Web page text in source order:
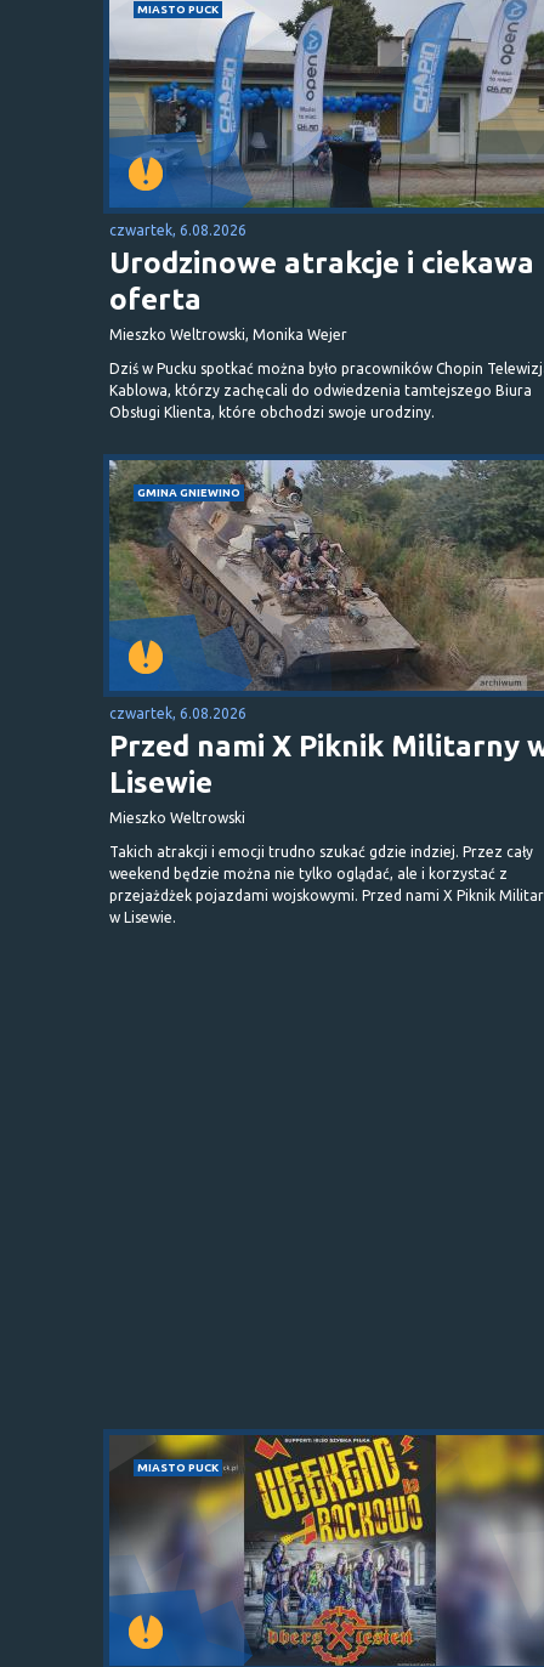
MIASTO PUCK
czwartek, 6.08.2026
Urodzinowe atrakcje i ciekawa
oferta
Mieszko Weltrowski, Monika Wejer
Dziś w Pucku spotkać można było pracowników Chopin
Kablowa, którzy zachęcali do odwiedzenia tamtejszego Biura
Obsługi Klienta, które obchodzi swoje urodziny.
GMINA GNIEWINO
czwartek, 6.08.2026
Przed nami X Piknik Militarny
Lisewie
Mieszko Weltrowski
Takich atrakcji i emocji trudno szukać gdzie indziej. Przez cały
weekend będzie można nie tylko oglądać, ale i korzystać z
przejażdżek pojazdami wojskowymi. Przed nami X Piknik
w Lisewie.
MIASTO PUCK